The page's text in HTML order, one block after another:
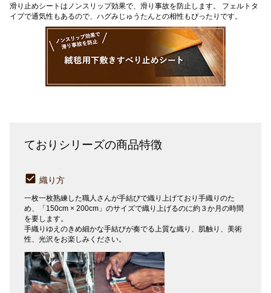
滑り止めシートはノンスリップ効果で、滑り事故を防止します。 フェルトタ
イプで通気性もあるので、ハグみじゅうたんとの相性もぴったりです。
ておりシリーズの商品特徴
織り方
一枚一枚熟練した職人さんが手結びで織り上げており手織りのた
め、「150cm × 200cm」のサイズで織り上げるのに約３か月の時間
を要します。
手織りゆえのきめ細かな手結びが奏でる上質な織り、肌触り、美術
性、光沢をお楽しみください。